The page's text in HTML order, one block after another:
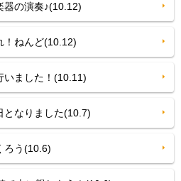
の演奏♪(10.12)
ねんど(10.12)
いました！(10.11)
となりました(10.7)
う(10.6)